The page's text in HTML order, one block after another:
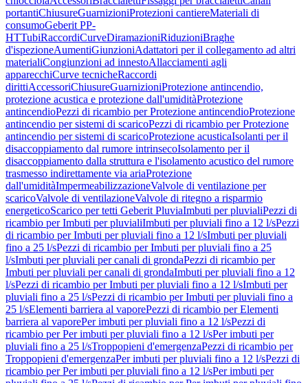
portantiChiusureGuarnizioniProtezioni cantiereMateriali di
consumoGeberit PP-
HTTubiRaccordiCurveDiramazioniRiduzioniBraghe
d'ispezioneAumentiGiunzioniAdattatori per il collegamento ad altri
materialiCongiunzioni ad innestoAllacciamenti agli
apparecchiCurve tecnicheRaccordi
dirittiAccessoriChiusureGuarnizioniProtezione antincendio,
protezione acustica e protezione dall'umiditàProtezione
antincendioPezzi di ricambio per Protezione antincendioProtezione
antincendio per sistemi di scaricoPezzi di ricambio per Protezione
antincendio per sistemi di scaricoProtezione acusticaIsolanti per il
disaccoppiamento dal rumore intrinsecoIsolamento per il
disaccoppiamento dalla struttura e l'isolamento acustico del rumore
trasmesso indirettamente via ariaProtezione
dall'umiditàImpermeabilizzazioneValvole di ventilazione per
scaricoValvole di ventilazioneValvole di ritegno a risparmio
energeticoScarico per tetti Geberit PluviaImbuti per pluvialiPezzi di
ricambio per Imbuti per pluvialiImbuti per pluviali fino a 12 l/sPezzi
di ricambio per Imbuti per pluviali fino a 12 l/sImbuti per pluviali
fino a 25 l/sPezzi di ricambio per Imbuti per pluviali fino a 25
l/sImbuti per pluviali per canali di grondaPezzi di ricambio per
Imbuti per pluviali per canali di grondaImbuti per pluviali fino a 12
l/sPezzi di ricambio per Imbuti per pluviali fino a 12 l/sImbuti per
pluviali fino a 25 l/sPezzi di ricambio per Imbuti per pluviali fino a
25 l/sElementi barriera al vaporePezzi di ricambio per Elementi
barriera al vaporePer imbuti per pluviali fino a 12 l/sPezzi di
ricambio per Per imbuti per pluviali fino a 12 l/sPer imbuti per
pluviali fino a 25 l/sTroppopieni d'emergenzaPezzi di ricambio per
Troppopieni d'emergenzaPer imbuti per pluviali fino a 12 l/sPezzi di
ricambio per Per imbuti per pluviali fino a 12 l/sPer imbuti per